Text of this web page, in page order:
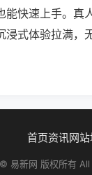
快速上手。真
浸式体验拉满
首页资讯网
易新网 版权所有